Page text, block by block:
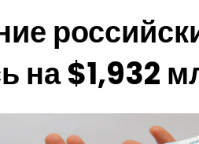
на $1,932